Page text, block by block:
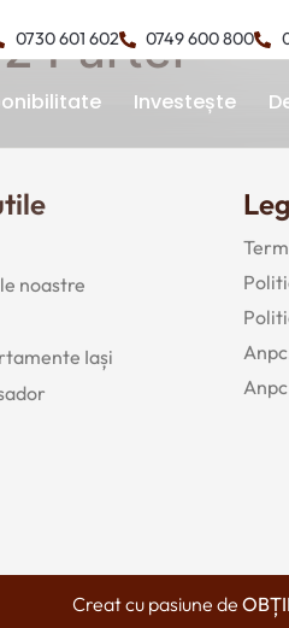
0730 601 602 0749 600 800
Investește
Parter
noastre
Iași
Creat cu pasiune de